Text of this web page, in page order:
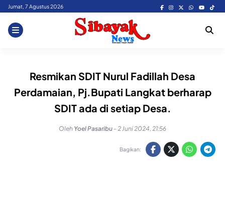
Skip
content
Jumat, 7 Agustus 2026
Resmikan SDIT Nurul Fadillah Desa
Perdamaian, Pj.Bupati Langkat berharap
SDIT ada di setiap Desa.
Oleh Yoel Pasaribu - 2 Juni 2024, 21:56
Bagikan: